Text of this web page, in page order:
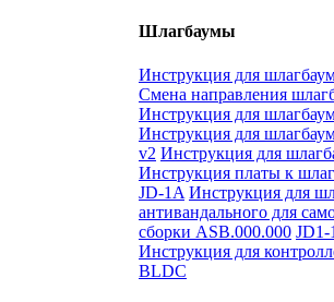
Шлагбаумы
Инструкция для
Смена направления
Инструкция для
Инструкция для
v2 Инструкция для
Инструкция платы к
JD-1A Инструкция для
антивандального для
сборки ASB.000.000
Инструкция для
BLDC